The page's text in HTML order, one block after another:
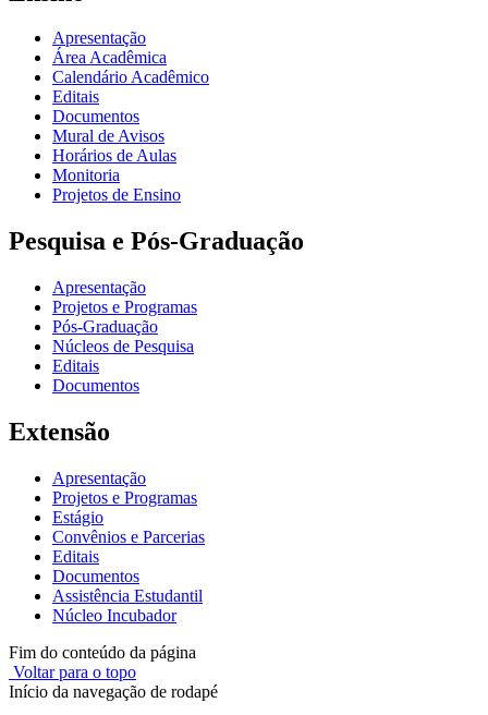
Apresentação
Área Acadêmica
Calendário Acadêmico
Editais
Documentos
Mural de Avisos
Horários de Aulas
Monitoria
Projetos de Ensino
Pesquisa e Pós-Graduação
Apresentação
Projetos e Programas
Pós-Graduação
Núcleos de Pesquisa
Editais
Documentos
Extensão
Apresentação
Projetos e Programas
Estágio
Convênios e Parcerias
Editais
Documentos
Assistência Estudantil
Núcleo Incubador
Fim do conteúdo da página
Voltar para o topo
Início da navegação de rodapé